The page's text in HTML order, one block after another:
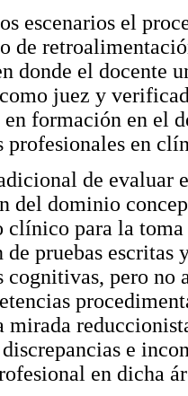
escenarios el
de
donde el docente
juez y
en formación en el
profesionales en
de evaluar
del dominio
clínico para la toma
pruebas escritas
cognitivas, pero
mirada
discrepancias e
en dicha